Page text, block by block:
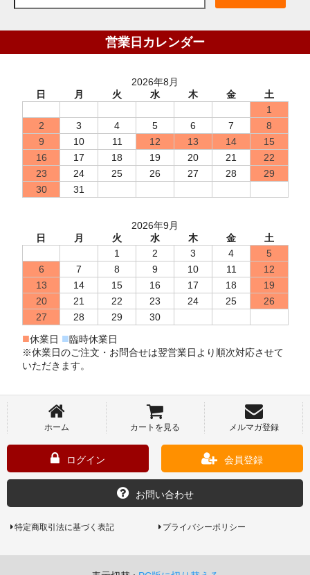
営業日カレンダー
2026年8月
日
月 火 水 木 金
土
1
2
3 4 5 6 7
8
9
10 11 12 13 14
15
16
17 18 19 20 21
22
23
24 25 26 27 28
29
30
31
2026年9月
日
月 火 水 木 金
土
1
2 3 4
5
6
7 8 9 10 11
12
13
14 15 16 17 18
19
20
21 22 23 24 25
26
27
28 29 30
■休業日 ■臨時休業日
※休業日のご注文・お問合せは翌営業日より順次対応させて
いただきます。
ホーム カートを見る メルマガ登録
ログイン 会員登録
お問い合わせ
特定商取引法に基づく表記 プライバシーポリシー